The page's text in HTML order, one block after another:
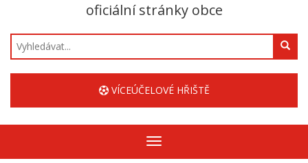
oficiální stránky obce
Hledat
VÍCEÚČELOVÉ HŘIŠTĚ
Zobrazit/skrýt
navigaci